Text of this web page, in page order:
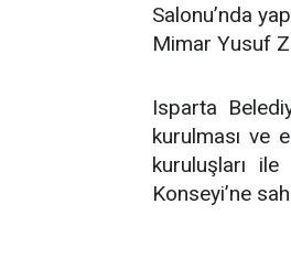
Salonu’nda
Mimar Yusuf
Isparta
kurulması ve
kuruluşları
Konseyi’ne